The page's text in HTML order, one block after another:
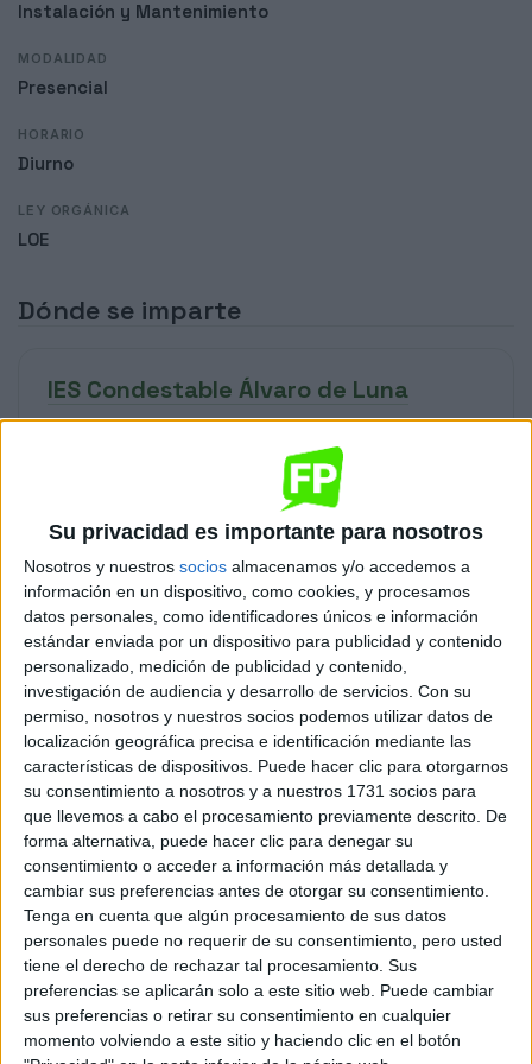
Su privacidad es importante para nosotros
Nosotros y nuestros socios almacenamos y/o accedemos a
información en un dispositivo, como cookies, y procesamos
datos personales, como identificadores únicos e información
estándar enviada por un dispositivo para publicidad y contenido
personalizado, medición de publicidad y contenido,
investigación de audiencia y desarrollo de servicios. Con su
permiso, nosotros y nuestros socios podemos utilizar datos de
localización geográfica precisa e identificación mediante las
características de dispositivos. Puede hacer clic para otorgarnos
su consentimiento a nosotros y a nuestros 1731 socios para
que llevemos a cabo el procesamiento previamente descrito. De
forma alternativa, puede hacer clic para denegar su
consentimiento o acceder a información más detallada y
cambiar sus preferencias antes de otorgar su consentimiento.
Tenga en cuenta que algún procesamiento de sus datos
personales puede no requerir de su consentimiento, pero usted
tiene el derecho de rechazar tal procesamiento. Sus
preferencias se aplicarán solo a este sitio web. Puede cambiar
sus preferencias o retirar su consentimiento en cualquier
momento volviendo a este sitio y haciendo clic en el botón
Instalación y Mantenimiento
MODALIDAD
Presencial
HORARIO
Diurno
LEY ORGÁNICA
LOE
Dónde se imparte
IES Condestable Álvaro de Luna
Sede
CR. DE UGENA, S/N
45200 Illescas, Toledo
+
-
| OSM Mapnik
Explora más
¿No es exactamente lo que buscas? Estas son las
alternativas más relevantes.